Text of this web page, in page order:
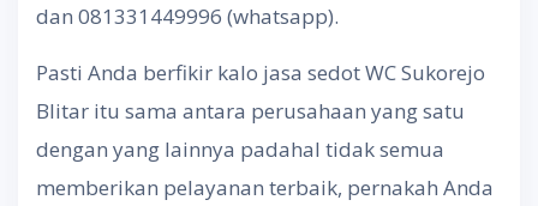
dan 081331449996 (whatsapp).
Pasti Anda berfikir kalo jasa sedot WC Sukorejo
Blitar itu sama antara perusahaan yang satu
dengan yang lainnya padahal tidak semua
memberikan pelayanan terbaik, pernakah Anda